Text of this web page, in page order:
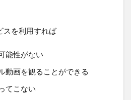
スを利用すれば
能性がない
動画を観ることができる
てこない